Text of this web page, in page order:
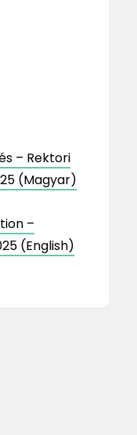
– Rektori
(Magyar)
–
(English)